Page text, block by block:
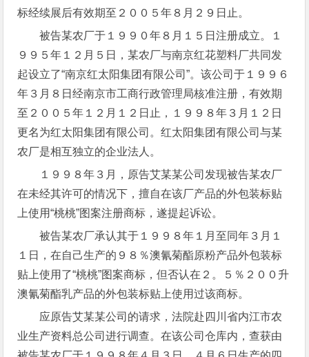
标经续展后有效期至２００５年８月２９日止。
被告某农厂于１９９０年８月１５日注册成立。１
９９５年１２月５日，某农厂与南京红花塑料厂共同发
起设立了“南京红太阳集团有限公司”。该公司于１９９６
年３月８日经南京市工商行政管理局核准注册，有效期
至２００５年１２月１２日止，１９９８年３月１２日
更名为红太阳集团有限公司。红太阳集团有限公司与某
农厂是相互独立的企业法人。
１９９８年３月，原告艾某某公司发现被告某农厂
在未经其许可的情况下，擅自在该厂产品的外包装标贴
上使用“桃桃”图案注册商标，遂提起诉讼。
被告某农厂承认其于１９９８年１月至同年３月１
１日，在自己生产的９８％澳氰菊酯原粉产品外包装标
贴上使用了“桃桃”图案商标，但否认在２。５％２００升
澳氰菊酯乳产品的外包装标贴上使用过该商标。
应原告艾某某公司的请求，法院赴四川省内江市农
业生产资料总公司进行调查。在该公司仓库内，查获由